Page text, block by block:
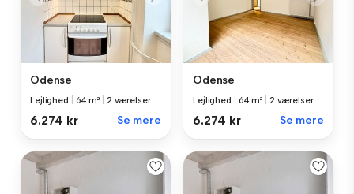
Odense
Lejlighed 64 m² 2 værelser
6.274 kr Se mere
Odense
Lejlighed 64 m² 2 værelser
6.274 kr Se mere